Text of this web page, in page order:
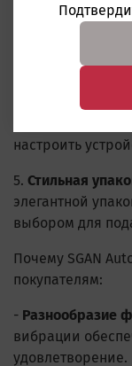
Зарядка через
через
использовать
Простота в
настроить
5. Стильная
элегантной
выбором для
Почему SGAN
покупателям:
- Разнообразие
вибрации
удовлетворение.